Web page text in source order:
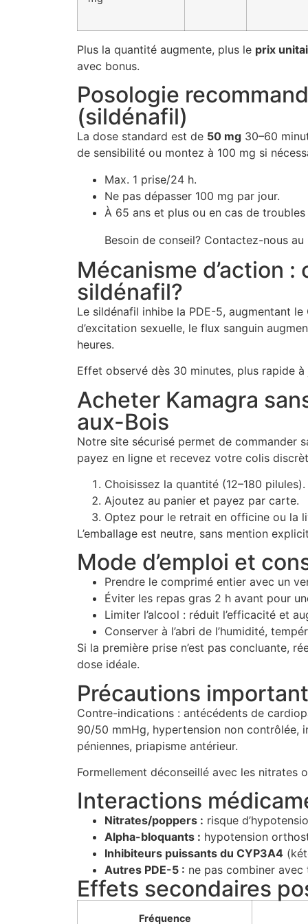
Plus la quantité augmente, plus le prix
avec bonus.
Posologie
(sildénafil)
La dose standard est de 50 mg 30–60
de sensibilité ou montez à 100 mg si
Max. 1 prise/24 h.
Ne pas dépasser 100 mg par jour.
À 65 ans et plus ou en cas de
Besoin de conseil? Contactez-nous au
Mécanisme d’action
sildénafil?
Le sildénafil inhibe la PDE-5, augmentant
d’excitation sexuelle, le flux sanguin
heures.
Effet observé dès 30 minutes, plus rapide
Acheter Kamagra
aux-Bois
Notre site sécurisé permet de commander
payez en ligne et recevez votre colis
Choisissez la quantité (12–180 pilules).
Ajoutez au panier et payez par carte.
Optez pour le retrait en officine ou la
L’emballage est neutre, sans mention
Mode d’emploi et
Prendre le comprimé entier avec un
Éviter les repas gras 2 h avant pour
Limiter l’alcool : réduit l’efficacité et
Conserver à l’abri de l’humidité,
Si la première prise n’est pas concluante,
dose idéale.
Précautions
Contre-indications : antécédents de
90/50 mmHg, hypertension non contrôlée,
péniennes, priapisme antérieur.
Formellement déconseillé avec les nitrates
Interactions
Nitrates/poppers : risque
Alpha-bloquants : hypotension
Inhibiteurs puissants du CYP3A4
Autres PDE-5 : ne pas combiner
Effets secondaires
Fréquence